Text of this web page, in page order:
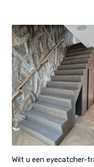
Wilt u een eyecatcher-